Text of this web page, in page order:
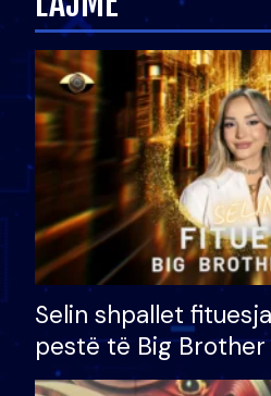
Selin shpallet
pestë të Big
çmimin e madh prej